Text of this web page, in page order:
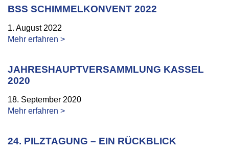
BSS SCHIMMELKONVENT 2022
1. August 2022
Mehr erfahren >
JAHRESHAUPTVERSAMMLUNG KASSEL
2020
18. September 2020
Mehr erfahren >
24. PILZTAGUNG – EIN RÜCKBLICK